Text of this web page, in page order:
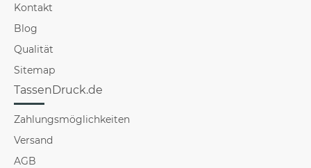
Kontakt
Blog
Qualität
Sitemap
TassenDruck.de
Zahlungsmöglichkeiten
Versand
AGB